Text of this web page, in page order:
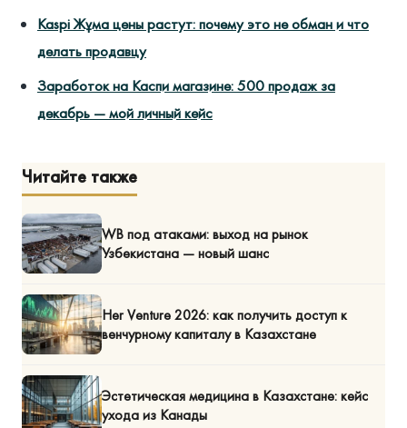
Kaspi Жұма цены растут: почему это не обман и что
делать продавцу
Заработок на Каспи магазине: 500 продаж за
декабрь — мой личный кейс
Читайте также
WB под атаками: выход на рынок
Узбекистана — новый шанс
Her Venture 2026: как получить доступ к
венчурному капиталу в Казахстане
Эстетическая медицина в Казахстане: кейс
ухода из Канады